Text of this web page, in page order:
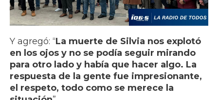
Y agregó: “La muerte de Silvia nos explotó
en los ojos y no se podía seguir mirando
para otro lado y había que hacer algo. La
respuesta de la gente fue impresionante,
el respeto, todo como se merece la